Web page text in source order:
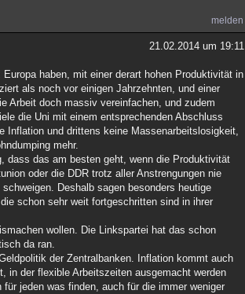
melden
21.02.2014 um 19:11
haben, mit einer derart hohen Produktivität in
als noch vor einigen Jahrzehnten, und einer
Arbeit doch massiv vereinfachen, und zudem
die Uni mit einem entsprechenden Abschluss
Inflation und drittens keine Massenarbeitslosigkeit,
mehr.
dass das am besten geht, wenn die Produktivität
oder die DDR trotz aller Anstrengungen nie
Deshalb sagen besonders heutige
schon sehr weit fortgeschritten sind in ihrer
wollen. Die Linkspartei hat das schon
da ran.
der Zentralbanken. Inflation kommt auch
in der flexible Arbeitszeiten ausgemacht werden
jeden was finden, auch für die immer weniger